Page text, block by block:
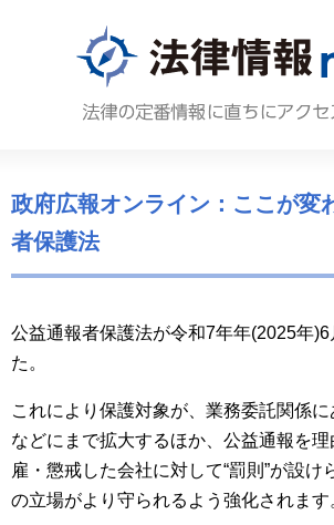
政府広報オンライン：ここが変
者保護法
公益通報者保護法が令和7年年(2025年)6
た。
これにより保護対象が、業務委託関係
などにまで拡大するほか、公益通報を
雇・懲戒した会社に対して“罰則”が設け
の立場がより守られるよう強化されます